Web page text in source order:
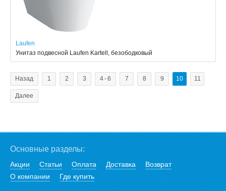
Laufen
Унитаз подвесной Laufen Kartell, безободковый
Назад 1 2 3 4 - 6 7 8 9 10 11
Далее
Основные разделы:
Акции Статьи Оплата Доставка
Возврат
О компании
Где купить